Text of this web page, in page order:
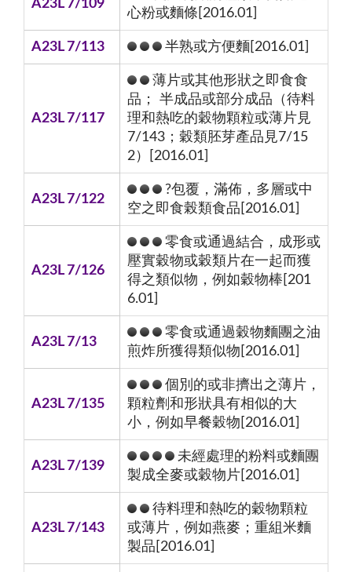
A23L 7/109
心粉或麵條[2016.01]
A23L 7/113 半熟或方便麵[2016.01]
A23L 7/117
薄片或其他形狀之即食食
品； 半成品或部分成品（待料
理和熱吃的穀物顆粒或薄片見
7/143；穀類胚芽產品見7/15
2）[2016.01]
A23L 7/122
?包覆，滿佈，多層或中
空之即食榖類食品[2016.01]
A23L 7/126
零食或通過結合，成形或
壓實穀物或穀類片在一起而獲
得之類似物，例如穀物棒[201
6.01]
A23L 7/13
零食或通過穀物麵團之油
煎炸所獲得類似物[2016.01]
A23L 7/135
個別的或非擠出之薄片，
顆粒劑和形狀具有相似的大
小，例如早餐穀物[2016.01]
A23L 7/139
未經處理的粉料或麵團
製成全麥或穀物片[2016.01]
A23L 7/143
待料理和熱吃的穀物顆粒
或薄片，例如燕麥；重組米麵
製品[2016.01]